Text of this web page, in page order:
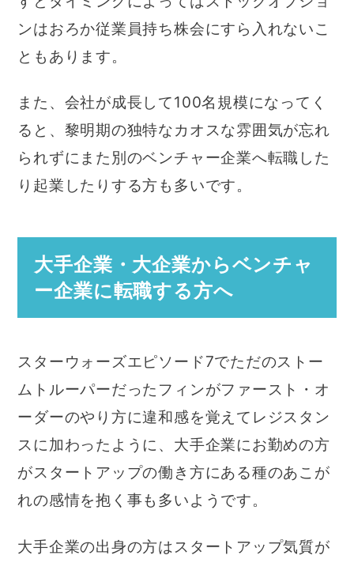
ンはおろか従業員持ち株会にすら入れないこ
ともあります。
また、会社が成長して100名規模になってく
ると、黎明期の独特なカオスな雰囲気が忘れ
られずにまた別のベンチャー企業へ転職した
り起業したりする方も多いです。
大手企業・大企業からベンチャ
ー企業に転職する方へ
スターウォーズエピソード7でただのストー
ムトルーパーだったフィンがファースト・オ
ーダーのやり方に違和感を覚えてレジスタン
スに加わったように、大手企業にお勤めの方
がスタートアップの働き方にある種のあこが
れの感情を抱く事も多いようです。
大手企業の出身の方はスタートアップ気質が